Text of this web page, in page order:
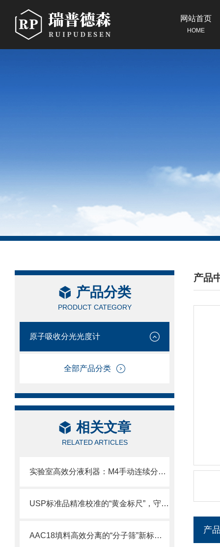
网站首页
HOME
产品分类
PRODUCT CATEGORY
原子吸收分光光度计
全部产品分类
相关文章
RELATED ARTICLES
实验室高效分液利器：M4手动连续分液器操作全解析
USP标准品精准校准的“黄金标尺”，守护分析检测的质量生命线
AAC18填料高效分离的“分子筛”新标准，解锁生物制药纯化新境界
产品
/
产